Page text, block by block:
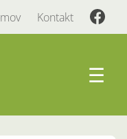
Kontakt
☰